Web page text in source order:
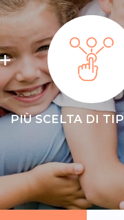
PIÙ SCELTA DI